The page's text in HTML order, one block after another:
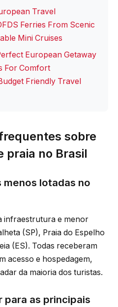
Travel
Ferries From Scenic
Mini Cruises
European Getaway
For Comfort
Friendly Travel
sobre
praia no Brasil
menos lotadas no
infraestrutura e menor
(SP), Praia do Espelho
(ES). Todas receberam
acesso e hospedagem,
da maioria dos turistas.
para as principais